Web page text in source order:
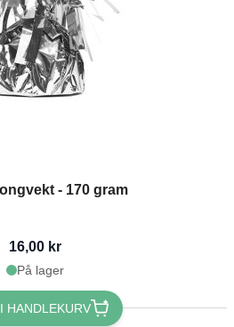
- 170 gram
16,00 kr
På lager
HANDLEKURV